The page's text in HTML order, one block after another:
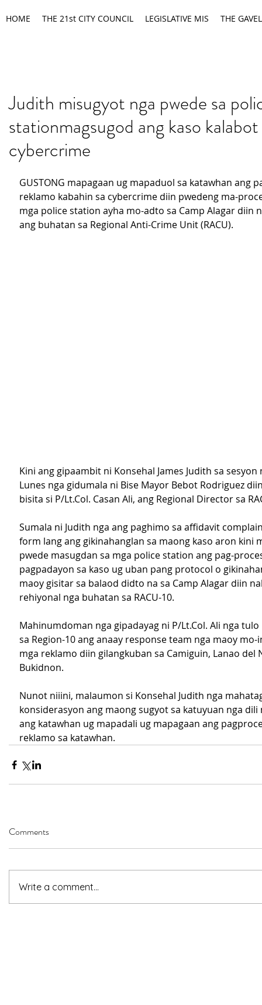
HOME THE 21st CITY COUNCIL LEGISLATIVE MIS THE GAVEL
Judith misugyot nga pwede sa
stationmagsugod ang kaso kalabot
cybercrime
GUSTONG mapagaan ug mapaduol sa katawhan ang
reklamo kabahin sa cybercrime diin pwedeng ma-
mga police station ayha mo-adto sa Camp Alagar diin
ang buhatan sa Regional Anti-Crime Unit (RACU).
Kini ang gipaambit ni Konsehal James Judith sa
Lunes nga gidumala ni Bise Mayor Bebot Rodriguez
bisita si P/Lt.Col. Casan Ali, ang Regional Director sa
Sumala ni Judith nga ang paghimo sa affidavit
form lang ang gikinahanglan sa maong kaso aron kini
pwede masugdan sa mga police station ang pag-
pagpadayon sa kaso ug uban pang protocol o
maoy gisitar sa balaod didto na sa Camp Alagar diin
rehiyonal nga buhatan sa RACU-10.
Mahinumdoman nga gipadayag ni P/Lt.Col. Ali nga
sa Region-10 ang anaay response team nga maoy
mga reklamo diin gilangkuban sa Camiguin, Lanao del
Bukidnon.
Nunot niiini, malaumon si Konsehal Judith nga
konsiderasyon ang maong sugyot sa katuyuan nga
ang katawhan ug mapadali ug mapagaan ang
reklamo sa katawhan.
Comments
Write a comment...